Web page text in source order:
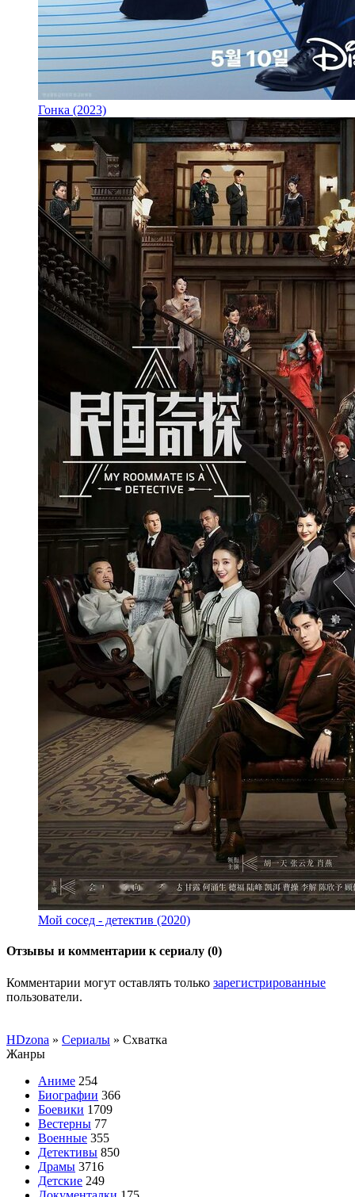
Гонка (2023)
Мой сосед - детектив (2020)
Отзывы и комментарии к сериалу (0)
Комментарии могут оставлять только зарегистрированные
пользователи.
HDzona » Сериалы » Схватка
Жанры
Аниме 254
Биографии 366
Боевики 1709
Вестерны 77
Военные 355
Детективы 850
Драмы 3716
Детские 249